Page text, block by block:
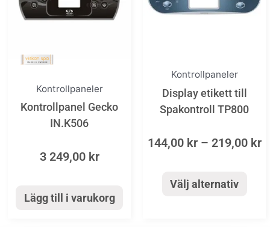
Kontrollpaneler
Kontrollpanel Gecko
IN.K506
3 249,00 kr
Lägg till i varukorg
Kontrollpaneler
Display etikett till
Spakontroll TP800
144,00 kr – 219,00 kr
Välj alternativ
olika
alternativen
kan